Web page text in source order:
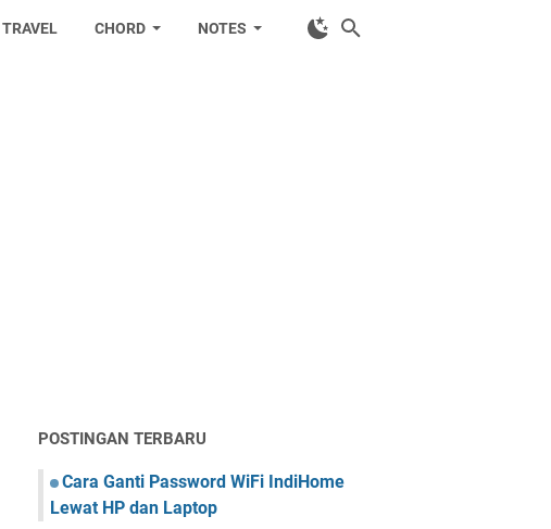
TRAVEL CHORD NOTES
POSTINGAN TERBARU
Cara Ganti Password WiFi IndiHome
Lewat HP dan Laptop